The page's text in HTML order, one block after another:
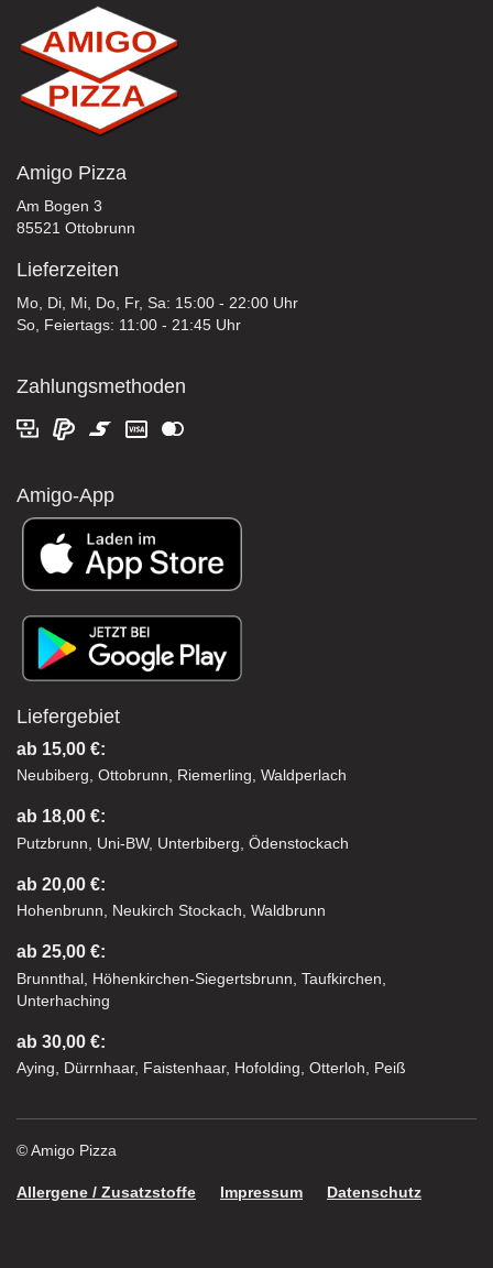
Amigo Pizza
Am Bogen 3
85521 Ottobrunn
Lieferzeiten
Mo, Di, Mi, Do, Fr, Sa: 15:00 - 22:00 Uhr
So, Feiertags: 11:00 - 21:45 Uhr
Zahlungsmethoden
Amigo-App
Liefergebiet
ab 15,00 €:
Neubiberg, Ottobrunn, Riemerling, Waldperlach
ab 18,00 €:
Putzbrunn, Uni-BW, Unterbiberg, Ödenstockach
ab 20,00 €:
Hohenbrunn, Neukirch Stockach, Waldbrunn
ab 25,00 €:
Brunnthal, Höhenkirchen-Siegertsbrunn, Taufkirchen,
Unterhaching
ab 30,00 €:
Aying, Dürrnhaar, Faistenhaar, Hofolding, Otterloh, Peiß
© Amigo Pizza
Allergene / Zusatzstoffe Impressum Datenschutz